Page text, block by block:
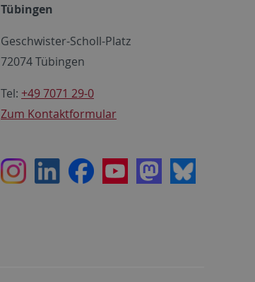
Tübingen
Geschwister-Scholl-Platz
72074 Tübingen
Tel: +49 7071 29-0
Zum Kontaktformular
InstagramLinkedInFacebookYoutubeMastodon
Bluesky